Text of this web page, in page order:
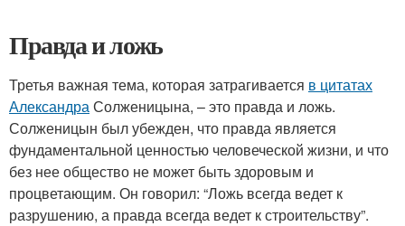
Правда и ложь
Третья важная тема, которая затрагивается в цитатах
АлександраСолженицына, – это правда и ложь.
Солженицын был убежден, что правда является
фундаментальной ценностью человеческой жизни, и что
без нее общество не может быть здоровым и
процветающим. Он говорил: “Ложь всегда ведет к
разрушению, а правда всегда ведет к строительству”.